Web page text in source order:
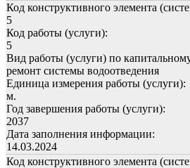
Код конструктивного элемента
5
Код работы (услуги):
5
Вид работы (услуги) по
ремонт системы водоотведения
Единица измерения работы (услуги):
м.
Год завершения работы (услуги):
2037
Дата заполнения информации:
14.03.2024
Код конструктивного элемента